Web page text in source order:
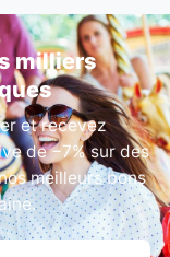
milliers
et recevez
de −7% sur des
meilleurs bons